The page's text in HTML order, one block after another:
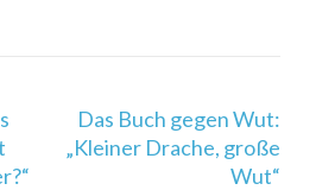
Das Buch gegen Wut:
„Kleiner Drache, große
Wut“